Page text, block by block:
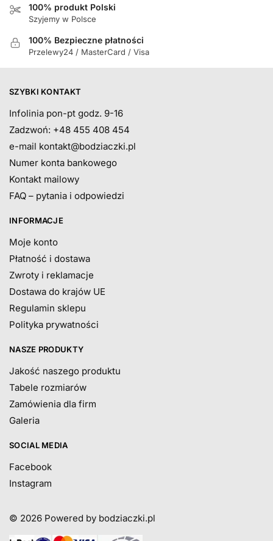
100% produkt Polski
Szyjemy w Polsce
100% Bezpieczne płatności
Przelewy24 / MasterCard / Visa
SZYBKI KONTAKT
Infolinia pon-pt godz. 9-16
Zadzwoń: +48 455 408 454
e-mail kontakt@bodziaczki.pl
Numer konta bankowego
Kontakt mailowy
FAQ – pytania i odpowiedzi
INFORMACJE
Moje konto
Płatność i dostawa
Zwroty i reklamacje
Dostawa do krajów UE
Regulamin sklepu
Polityka prywatności
NASZE PRODUKTY
Jakość naszego produktu
Tabele rozmiarów
Zamówienia dla firm
Galeria
SOCIAL MEDIA
Facebook
Instagram
© 2026 Powered by bodziaczki.pl